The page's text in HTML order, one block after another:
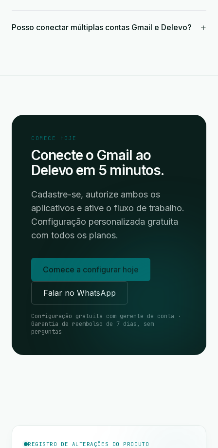
Posso conectar múltiplas contas Gmail e Delevo? +
COMECE HOJE
Conecte o Gmail ao
Delevo em 5 minutos.
Cadastre-se, autorize ambos os
aplicativos e ative o fluxo de trabalho.
Configuração personalizada gratuita
com todos os planos.
Comece a configurar hoje
Falar no WhatsApp
Configuração gratuita com gerente de conta ·
Garantia de reembolso de 7 dias, sem
perguntas
REGISTRO DE ALTERAÇÕES DO PRODUTO